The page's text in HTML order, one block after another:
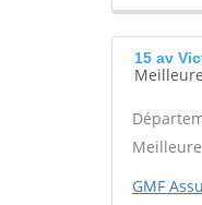
15 av
GMF